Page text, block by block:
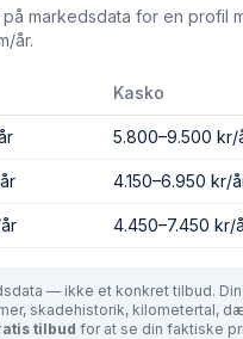
markedsdata for en profil
år.
Kasko
5.800–9.500 kr/
4.150–6.950 kr/
4.450–7.450 kr/
— ikke et konkret tilbud.
skadehistorik, kilometertal,
tilbud for at se din faktiske